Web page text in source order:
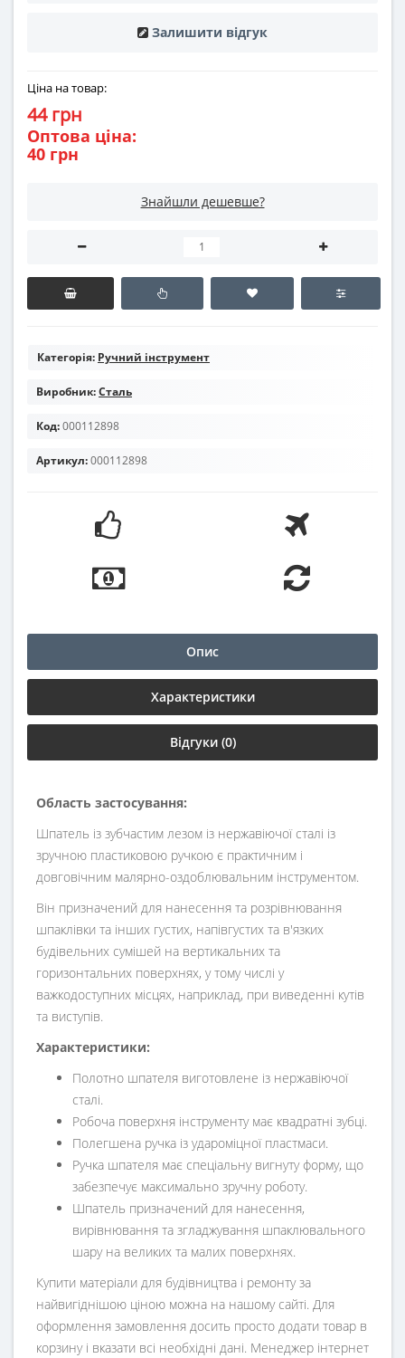
Залишити відгук
Ціна на товар:
44 грн
Оптова ціна:
40 грн
Знайшли дешевше?
Категорія: Ручний інструмент
Виробник:Сталь
Код:000112898
Артикул:000112898
Опис
Характеристики
Відгуки (0)
Область застосування:
Шпатель із зубчастим лезом із нержавіючої сталі із
зручною пластиковою ручкою є практичним і
довговічним малярно-оздоблювальним інструментом.
Він призначений для нанесення та розрівнювання
шпаклівки та інших густих, напівгустих та в'язких
будівельних сумішей на вертикальних та
горизонтальних поверхнях, у тому числі у
важкодоступних місцях, наприклад, при виведенні кутів
та виступів.
Характеристики:
Полотно шпателя виготовлене із нержавіючої
сталі.
Робоча поверхня інструменту має квадратні зубці.
Полегшена ручка із удароміцної пластмаси.
Ручка шпателя має спеціальну вигнуту форму, що
забезпечує максимально зручну роботу.
Шпатель призначений для нанесення,
вирівнювання та згладжування шпаклювального
шару на великих та малих поверхнях.
Купити матеріали для будівництва і ремонту за
найвигіднішою ціною можна на нашому сайті. Для
оформлення замовлення досить просто додати товар в
корзину і вказати всі необхідні дані. Менеджер інтернет